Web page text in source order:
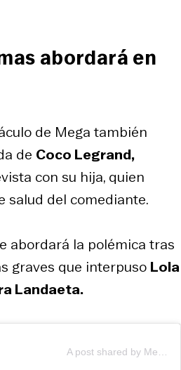
abordará en
de Mega también
de Coco Legrand,
con su hija, quien
salud del comediante.
abordará la polémica tras
graves que interpuso Lola
Landaeta.